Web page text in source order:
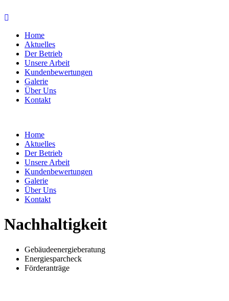
Home
Aktuelles
Der Betrieb
Unsere Arbeit
Kundenbewertungen
Galerie
Über Uns
Kontakt
Home
Aktuelles
Der Betrieb
Unsere Arbeit
Kundenbewertungen
Galerie
Über Uns
Kontakt
Nachhaltigkeit
Gebäudeenergieberatung
Energiesparcheck
Förderanträge